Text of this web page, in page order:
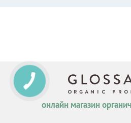
онлайн магазин